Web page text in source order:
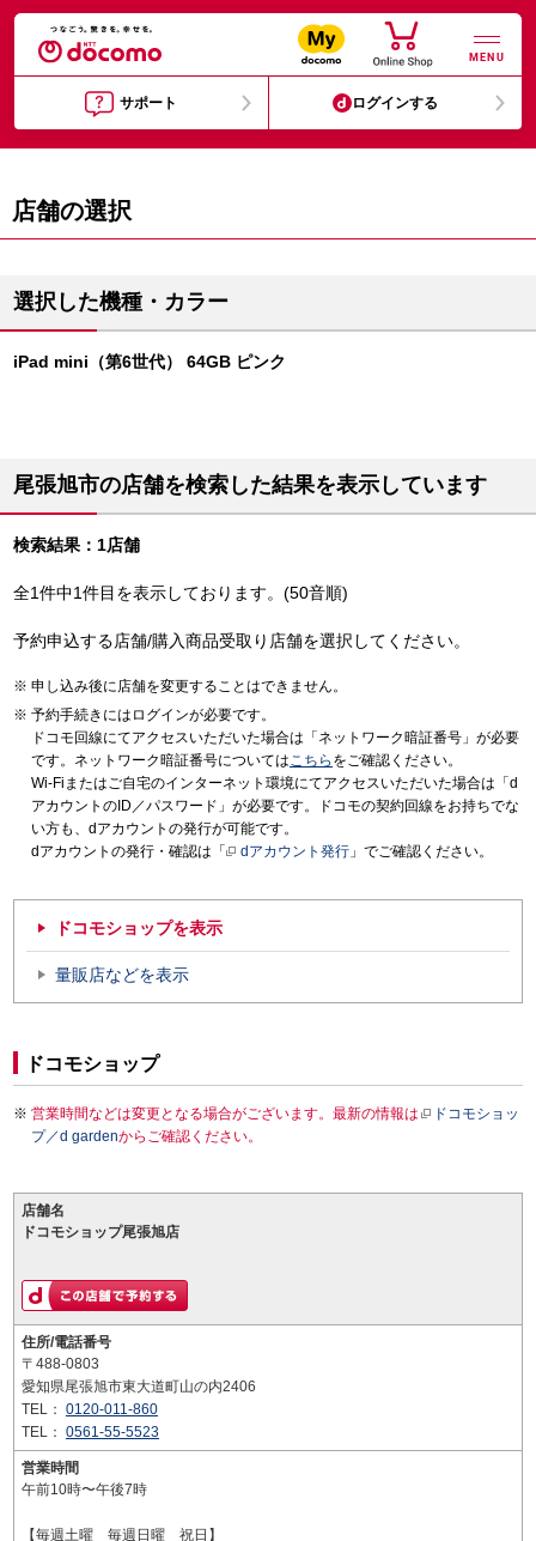
MENU
サポート ログインする
店舗の選択
選択した機種・カラー
iPad mini（第6世代） 64GB ピンク
尾張旭市の店舗を検索した結果を表示しています
検索結果：1店舗
全1件中1件目を表示しております。(50音順)
予約申込する店舗/購入商品受取り店舗を選択してください。
申し込み後に店舗を変更することはできません。
予約手続きにはログインが必要です。
ドコモ回線にてアクセスいただいた場合は「ネットワーク暗証番号」が必要
です。ネットワーク暗証番号についてはこちら をご確認ください。
Wi-Fiまたはご自宅のインターネット環境にてアクセスいただいた場合は「d
アカウントのID／パスワード」が必要です。ドコモの契約回線をお持ちでな
い方も、dアカウントの発行が可能です。
dアカウントの発行・確認は「
dアカウント発行 」でご確認ください。
ドコモショップを表示
量販店などを表示
ドコモショップ
営業時間などは変更となる場合がございます。最新の情報は
ドコモショッ
プ／d gardenからご確認ください。
店舗名
ドコモショップ尾張旭店
住所/電話番号
〒488-0803
愛知県尾張旭市東大道町山の内2406
TEL： 0120-011-860
TEL： 0561-55-5523
営業時間
午前10時〜午後7時
【毎週土曜 毎週日曜 祝日】